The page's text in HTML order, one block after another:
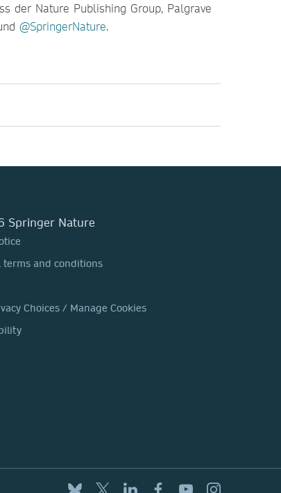
der Nature Publishing Group, Palgrave
@SpringerNature.
Springer Nature
terms and conditions
Choices / Manage Cookies